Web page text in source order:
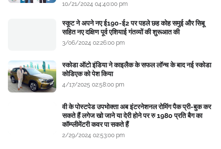
10/21/2024 04:40:00 pm
स्कूट ने अपने नए ई190-ई2 पर पहले छह कोह समुई और सिबू
सहित नए दक्षिण पूर्व एशियाई गंतव्यों की शुरूआत की
3/06/2024 02:26:00 pm
स्कोडा ऑटो इंडिया ने काइलैक के सफल लॉन्च के बाद नई स्कोडा
कोडिएक को पेश किया
4/17/2025 02:58:00 pm
वी के पोस्टपेड उपभोक्ता अब इंटरनेशनल रोमिंग पैक प्री-बुक कर
सकते हैं लगेज खो जाने या देरी होने पर रु 1980 प्रति बैग का
कॉम्प्लीमेंटरी कवर पा सकते हैं
2/29/2024 02:53:00 pm